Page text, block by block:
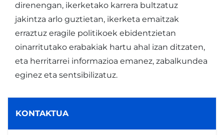
direnengan, ikerketako karrera bultzatuz
jakintza arlo guztietan, ikerketa emaitzak
erraztuz eragile politikoek ebidentzietan
oinarritutako erabakiak hartu ahal izan ditzaten,
eta herritarrei informazioa emanez, zabalkundea
eginez eta sentsibilizatuz.
KONTAKTUA